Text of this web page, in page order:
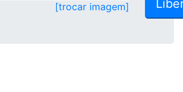
[trocar imagem]